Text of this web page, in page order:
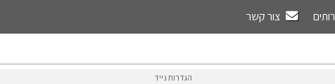
צור קשר
הגדרות נייד